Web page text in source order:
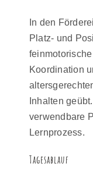
In den
Platz- und
Koordination
Inhalten
verwendbare
Lernprozess.
Tagesablauf